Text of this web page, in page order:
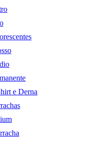
e Derna